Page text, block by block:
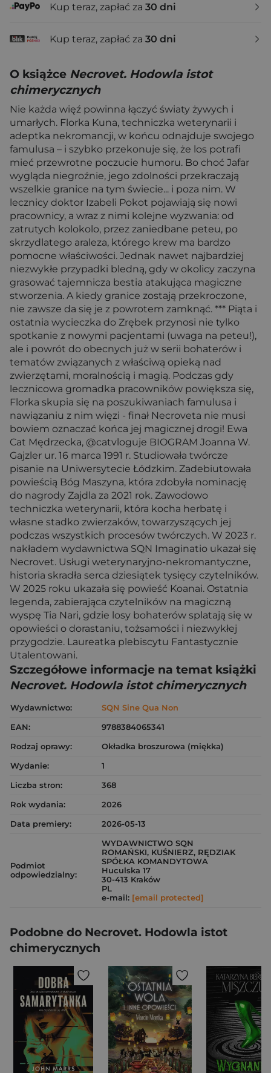
Kup teraz, zapłać za 30 dni
Kup teraz, zapłać za 30 dni
O książce Necrovet. Hodowla istot
chimerycznych
Nie każda więź powinna łączyć światy żywych i
umarłych. Florka Kuna, techniczka weterynarii i
adeptka nekromancji, w końcu odnajduje swojego
famulusa – i szybko przekonuje się, że los potrafi
mieć przewrotne poczucie humoru. Bo choć Jafar
wygląda niegroźnie, jego zdolności przekraczają
wszelkie granice na tym świecie... i poza nim. W
lecznicy doktor Izabeli Pokot pojawiają się nowi
pracownicy, a wraz z nimi kolejne wyzwania: od
zatrutych kolokolo, przez zaniedbane peteu, po
skrzydlatego araleza, którego krew ma bardzo
pomocne właściwości. Jednak nawet najbardziej
niezwykłe przypadki bledną, gdy w okolicy zaczyna
grasować tajemnicza bestia atakująca magiczne
stworzenia. A kiedy granice zostają przekroczone,
nie zawsze da się je z powrotem zamknąć. *** Piąta i
ostatnia wycieczka do Zrębek przynosi nie tylko
spotkanie z nowymi pacjentami (uwaga na peteu!),
ale i powrót do obecnych już w serii bohaterów i
tematów związanych z właściwą opieką nad
zwierzętami, moralnością i magią. Podczas gdy
lecznicowa gromadka pracowników powiększa się,
Florka skupia się na poszukiwaniach famulusa i
nawiązaniu z nim więzi - finał Necroveta nie musi
bowiem oznaczać końca jej magicznej drogi! Ewa
Cat Mędrzecka, @catvloguje BIOGRAM Joanna W.
Gajzler ur. 16 marca 1991 r. Studiowała twórcze
pisanie na Uniwersytecie Łódzkim. Zadebiutowała
powieścią Bóg Maszyna, która zdobyła nominację
do nagrody Zajdla za 2021 rok. Zawodowo
techniczka weterynarii, która kocha herbatę i
własne stadko zwierzaków, towarzyszących jej
podczas wszystkich procesów twórczych. W 2023 r.
nakładem wydawnictwa SQN Imaginatio ukazał się
Necrovet. Usługi weterynaryjno-nekromantyczne,
historia skradła serca dziesiątek tysięcy czytelników.
W 2025 roku ukazała się powieść Koanai. Ostatnia
legenda, zabierająca czytelników na magiczną
wyspę Tia Nari, gdzie losy bohaterów splatają się w
opowieści o dorastaniu, tożsamości i niezwykłej
przygodzie. Laureatka plebiscytu Fantastycznie
Utalentowani.
Szczegółowe informacje na temat książki
Necrovet. Hodowla istot chimerycznych
Wydawnictwo:
SQN Sine Qua Non
EAN:
9788384065341
Rodzaj oprawy:
Okładka broszurowa (miękka)
Wydanie:
1
Liczba stron:
368
Rok wydania:
2026
Data premiery:
2026-05-13
Podmiot
odpowiedzialny:
WYDAWNICTWO SQN
ROMAŃSKI, KUŚNIERZ, RĘDZIAK
SPÓŁKA KOMANDYTOWA
Huculska 17
30-413 Kraków
PL
e-mail: [email protected]
Podobne do Necrovet. Hodowla istot
chimerycznych